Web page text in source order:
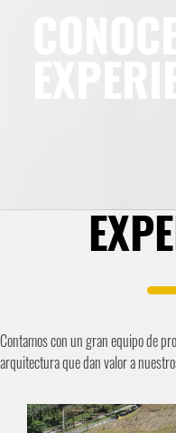
Contamos con un gran equipo de
arquitectura que dan valor a